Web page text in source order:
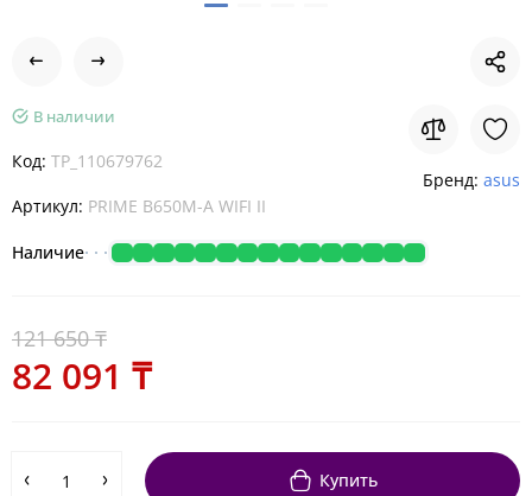
В наличии
Код: TP_110679762
Артикул: PRIME B650M-A WIFI II
Наличие
Бренд: asus
121 650 ₸
82 091 ₸
Купить